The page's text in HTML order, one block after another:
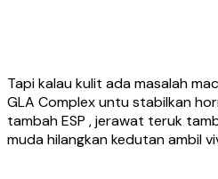
Tapi kalau kulit ada masalah
GLA Complex untu stabilkan
tambah ESP , jerawat teruk
muda hilangkan kedutan ambil